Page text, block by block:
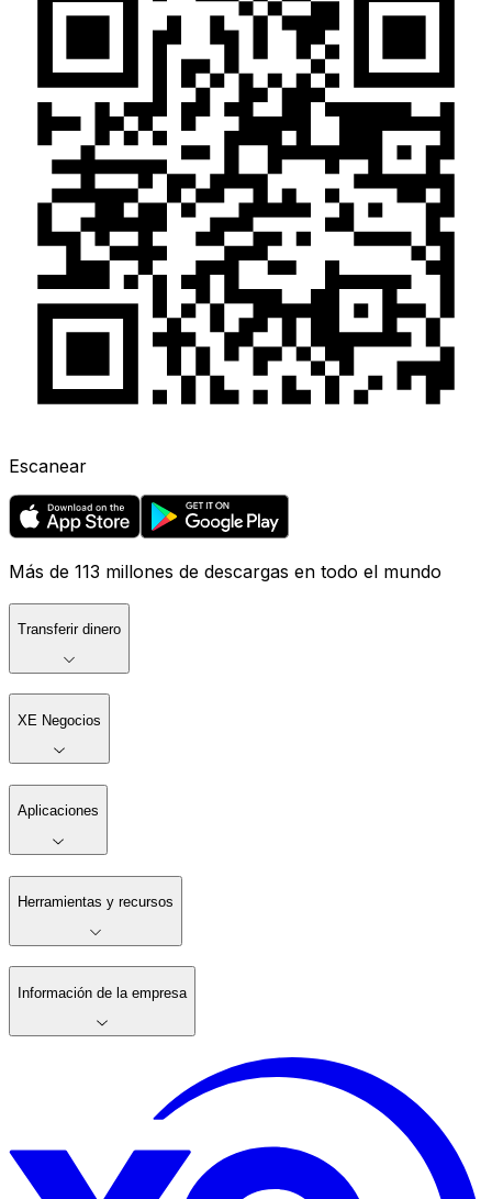
Escanear
Más de 113 millones de descargas en todo el mundo
Transferir dinero
XE Negocios
Aplicaciones
Herramientas y recursos
Información de la empresa